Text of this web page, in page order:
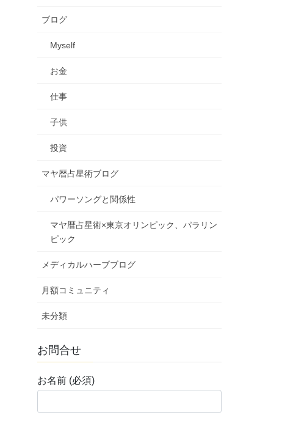
ブログ
Myself
お金
仕事
子供
投資
マヤ暦占星術ブログ
パワーソングと関係性
マヤ暦占星術×東京オリンピック、パラリン
ピック
メディカルハーブブログ
月額コミュニティ
未分類
お問合せ
お名前 (必須)